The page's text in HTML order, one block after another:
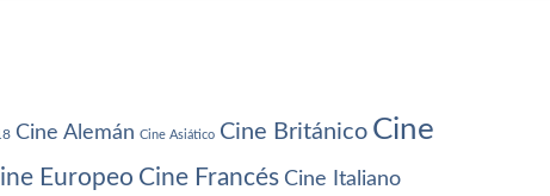
Cine Alemán Cine Asiático Cine Británico Cine
Europeo Cine Francés Cine Italiano